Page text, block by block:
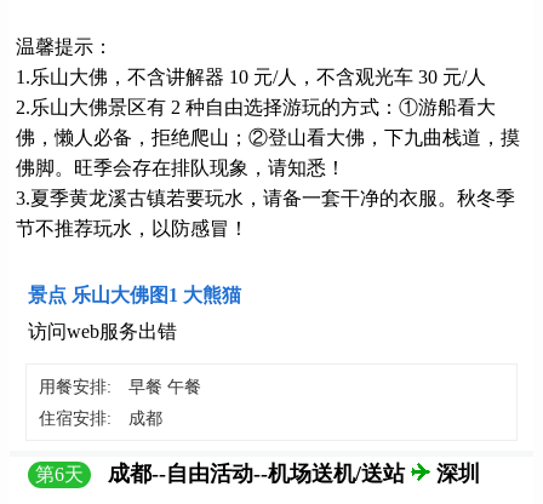
温馨提示：
1.乐山大佛，不含讲解器 10 元/人，不含观光车 30 元/人
2.乐山大佛景区有 2 种自由选择游玩的方式：①游船看大
佛，懒人必备，拒绝爬山；②登山看大佛，下九曲栈道，摸
佛脚。旺季会存在排队现象，请知悉！
3.夏季黄龙溪古镇若要玩水，请备一套干净的衣服。秋冬季
节不推荐玩水，以防感冒！
景点 乐山大佛图1 大熊猫
访问web服务出错
用餐安排:
早餐 午餐
住宿安排:
成都
第6天 成都--自由活动--机场送机/送站 深圳